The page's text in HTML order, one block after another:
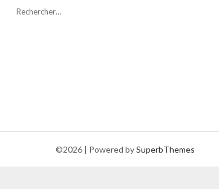
©2026 | Powered bySuperbThemes